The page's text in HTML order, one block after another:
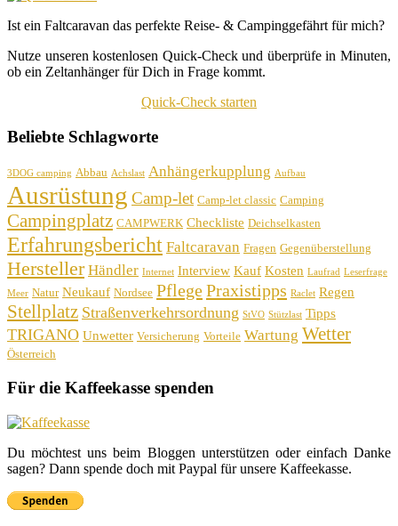
Ist ein Faltcaravan das perfekte Reise- & Campinggefährt für mich?
Nutze unseren kostenlosen Quick-Check und überprüfe in Minuten,
ob ein Zeltanhänger für Dich in Frage kommt.
Quick-Check starten
Beliebte Schlagworte
3DOG camping Abbau Achslast Anhängerkupplung Aufbau
Ausrüstung Camp-let Camp-let classic Camping
Campingplatz CAMPWERK Checkliste Deichselkasten
Erfahrungsbericht Faltcaravan Fragen Gegenüberstellung
Hersteller Händler Internet Interview Kauf Kosten Laufrad Leserfrage
Meer Natur Neukauf Nordsee PflegePraxistipps Raclet Regen
Stellplatz Straßenverkehrsordnung StVO Stützlast Tipps
TRIGANO Unwetter Versicherung Vorteile Wartung Wetter
Österreich
Für die Kaffeekasse spenden
Du möchtest uns beim Bloggen unterstützen oder einfach Danke
sagen? Dann spende doch mit Paypal für unsere Kaffeekasse.